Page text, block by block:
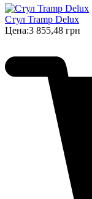
Стул Tramp Delux
Цена:3 855,48 грн